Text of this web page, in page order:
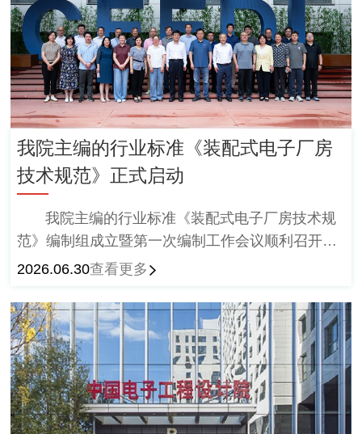
我院主编的行业标准《装配式电子厂房
技术规范》正式启动
我院主编的行业标准《装配式电子厂房技术规
范》编制组成立暨第一次编制工作会议顺利召开，
会议合影北京市住房和城乡建设科技促进中心、世
十一设计研究院科技工程股份有限公司、奥意建筑
工程设计有限公司、中建一局集团建设发展有限公
司、中建三局第一建设工程有限责任公司、中国建
筑第八工程局有限公司、中国电子系统工程第四建
设有限公司、北京世源希达工程技术有限公司、北
京榆构有限公司、多维洁净科技(南通)有限公司、
2026.06.30查看更多